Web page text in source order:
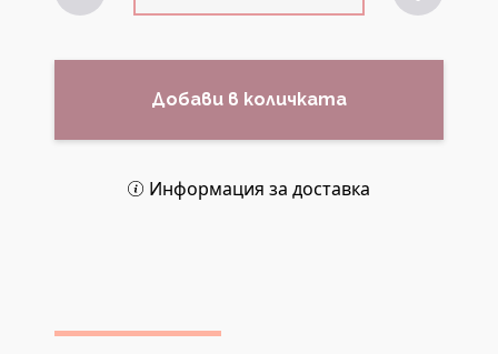
Добави в количката
Информация за доставка